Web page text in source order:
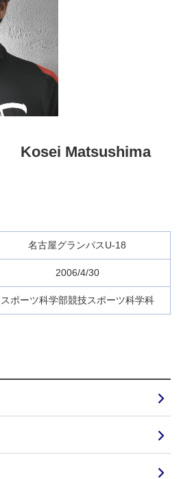
Kosei Matsushima
名古屋グランパスU-18
2006/4/30
スポーツ科学部競技スポーツ科学科